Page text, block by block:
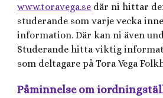
www.toravega.se där ni hittar
studerande som varje vecka
information. Där kan ni även
Studerande hitta viktig
som deltagare på Tora Vega
Påminnelse om